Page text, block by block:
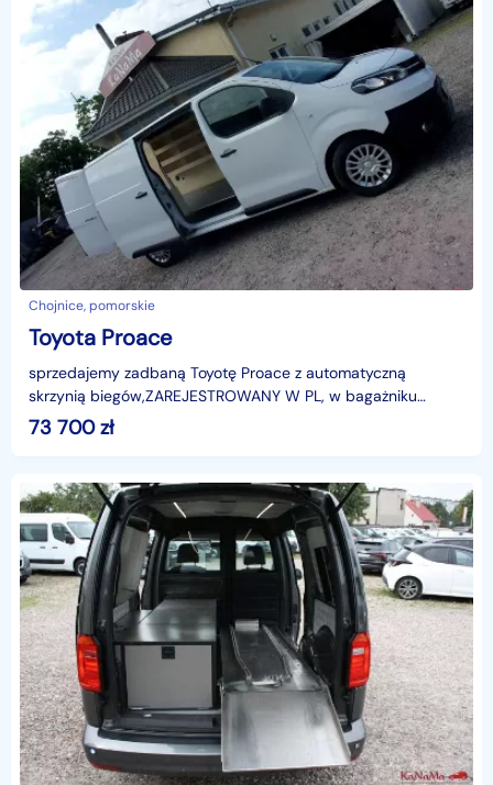
Chojnice, pomorskie
Toyota Proace
sprzedajemy zadbaną Toyotę Proace z automatyczną
skrzynią biegów,ZAREJESTROWANY W PL, w bagażniku
wbudowano porządne boczki i regał , długość bagażnika
2,4m a p
73 700zł